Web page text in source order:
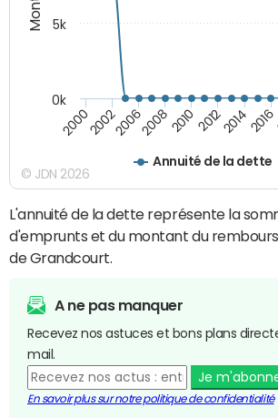
Annuité de la dette
20002002200620082010 201220142016
0k
5k
© JDN 2026
L'annuité de la dette représente la
d'emprunts et du montant du
de Grandcourt.
A ne pas manquer
Recevez nos astuces et bons plans
mail.
Je
En savoir plus sur notre politique de confidentialité